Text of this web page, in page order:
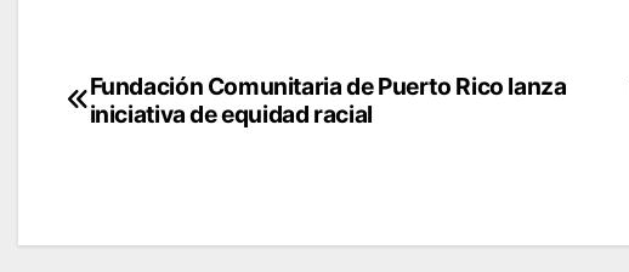
Navegación
Fundación Comunitaria de Puerto Rico lanza
iniciativa de equidad racial